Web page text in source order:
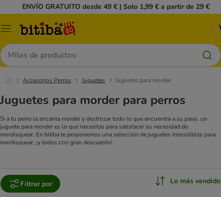
ENVÍO GRATUITO desde 49 € | Solo 1,99 € a partir de 29 €
Menú
Buscar
Accesorios Perros Juguetes Juguetes para morder
Juguetes para morder para perros
Si a tu perro le encanta morder y destrozar todo lo que encuentra a su paso, un
juguete para morder es lo que necesitas para satisfacer su necesidad de
mordisquear. En bitiba te proponemos una selección de juguetes irresistibles para
mordisquear, ¡y todos con gran descuento!
Filtrar por Lo más vendido